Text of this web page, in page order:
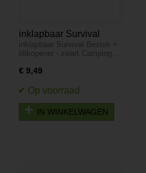
inklapbaar Survival
Bestek + blikopener -
zwart
inklapbaar Survival Bestek +
blikopener - zwart Camping…
€ 9,49
IN WINKELWAGEN